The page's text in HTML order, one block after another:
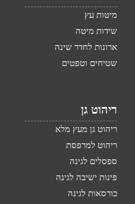
מיטות עץ
שידות מיטה
ארונות לחדר שינה
שטיחים וטפטים
ריהוט גן
ריהוט גן מעץ מלא
ריהוט למרפסת
ספסלים לגינה
פינות ישיבה לגינה
כורסאות לגינה